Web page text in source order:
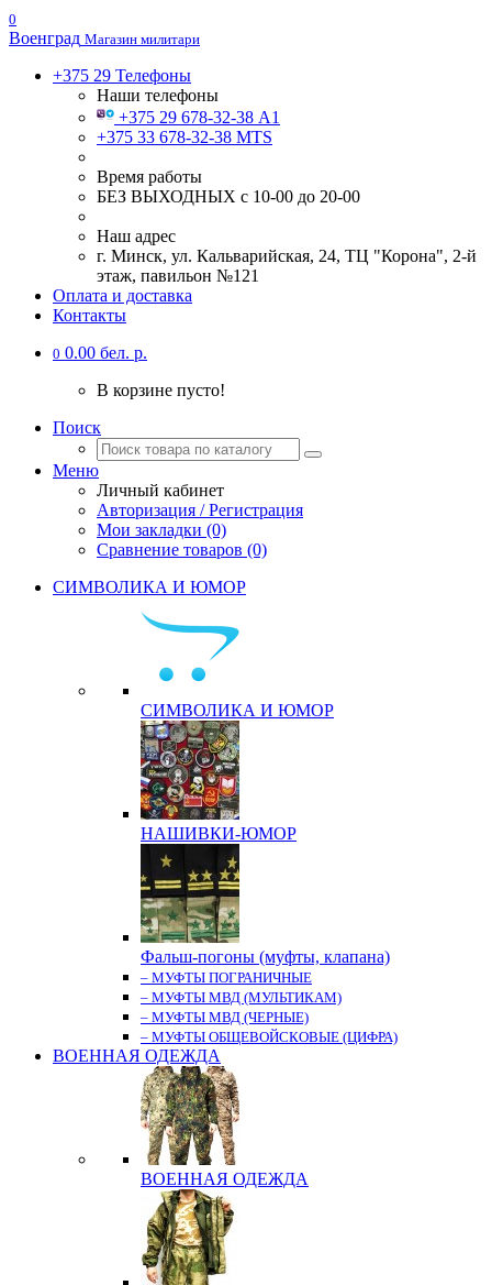
0
Военград Магазин милитари
+375 29 Телефоны
Наши телефоны
+375 29 678-32-38 А1
+375 33 678-32-38 MTS
Время работы
БЕЗ ВЫХОДНЫХ с 10-00 до 20-00
Наш адрес
г. Минск, ул. Кальварийская, 24, ТЦ "Корона", 2-й
этаж, павильон №121
Оплата и доставка
Контакты
0 0.00 бел. р.
В корзине пусто!
Поиск
Меню
Личный кабинет
Авторизация / Регистрация
Мои закладки (0)
Сравнение товаров (0)
СИМВОЛИКА И ЮМОР
СИМВОЛИКА И ЮМОР
НАШИВКИ-ЮМОР
Фальш-погоны (муфты, клапана)
– МУФТЫ ПОГРАНИЧНЫЕ
– МУФТЫ МВД (МУЛЬТИКАМ)
– МУФТЫ МВД (ЧЕРНЫЕ)
– МУФТЫ ОБЩЕВОЙСКОВЫЕ (ЦИФРА)
ВОЕННАЯ ОДЕЖДА
ВОЕННАЯ ОДЕЖДА